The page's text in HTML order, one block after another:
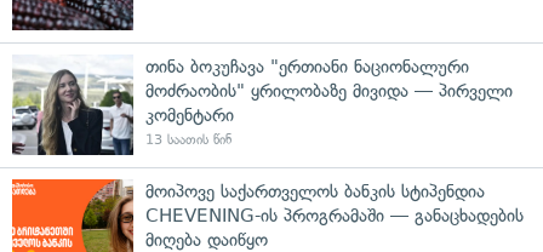
თინა ბოკუჩავა "ერთიანი ნაციონალური
მოძრაობის" ყრილობაზე მივიდა — პირველი
კომენტარი
13 საათის წინ
მოიპოვე საქართველოს ბანკის სტიპენდია
CHEVENING-ის პროგრამაში — განაცხადების
მიღება დაიწყო